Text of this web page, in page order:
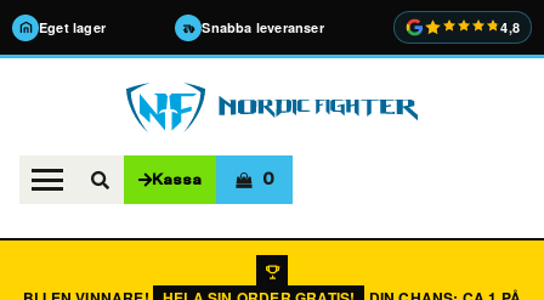
Eget lager Snabba leveranser 4,8
Kassa 0